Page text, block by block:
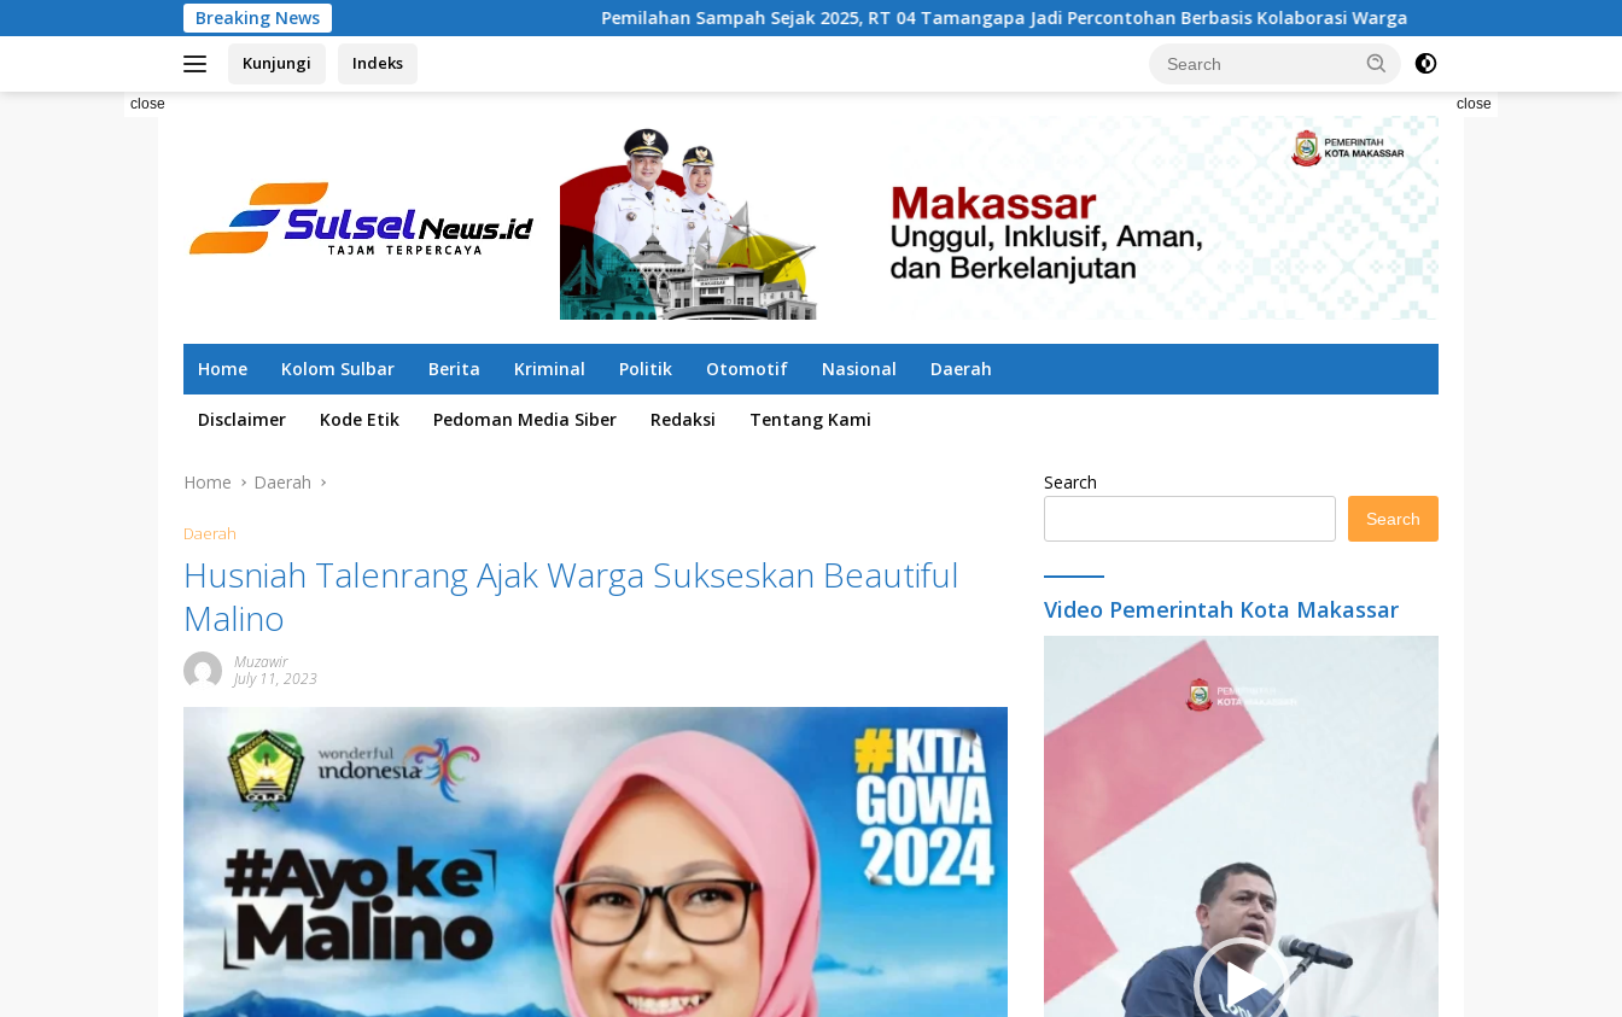
to
Breaking News Pemilahan Sampah Sejak 2025, RT 04 Tamangapa Jadi Percontohan Berbasis Kolaborasi Warga Pilah Sampah Solusi Menyelamatkan
Kunjungi Indeks
close close
Home Kolom Sulbar Berita Kriminal Politik Otomotif Nasional Daerah
Disclaimer Kode Etik Pedoman Media Siber Redaksi Tentang Kami
Home Daerah
Daerah
Husniah Talenrang Ajak Warga Sukseskan Beautiful
Malino
Muzawir
July 11, 2023
Search
Search
Video Pemerintah Kota Makassar